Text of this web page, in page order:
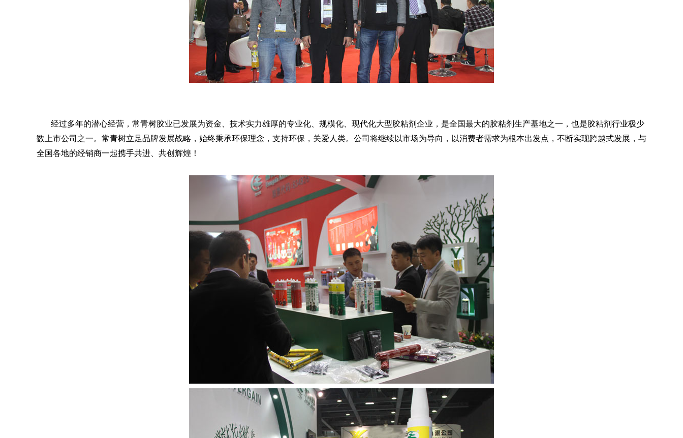
经过多年的潜心经营，常青树胶业已发展为资金、技术实力雄厚的专业化、规模化、现代化大型胶粘剂企业，是全国最大的胶粘剂生产基地之一，也是胶粘剂行业极少
数上市公司之一。常青树立足品牌发展战略，始终秉承环保理念，支持环保，关爱人类。公司将继续以市场为导向，以消费者需求为根本出发点，不断实现跨越式发展，与
全国各地的经销商一起携手共进、共创辉煌！